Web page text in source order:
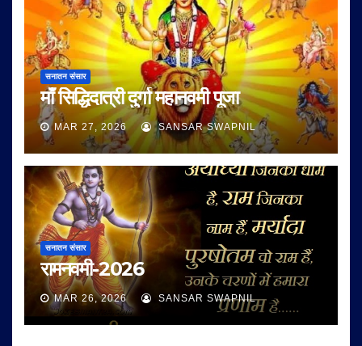
सनातन संसार
माँ सिद्धिदात्री दुर्गा महानवमी पूजा
MAR 27, 2026 SANSAR SWAPNIL
सनातन संसार
रामनवमी-2026
MAR 26, 2026 SANSAR SWAPNIL